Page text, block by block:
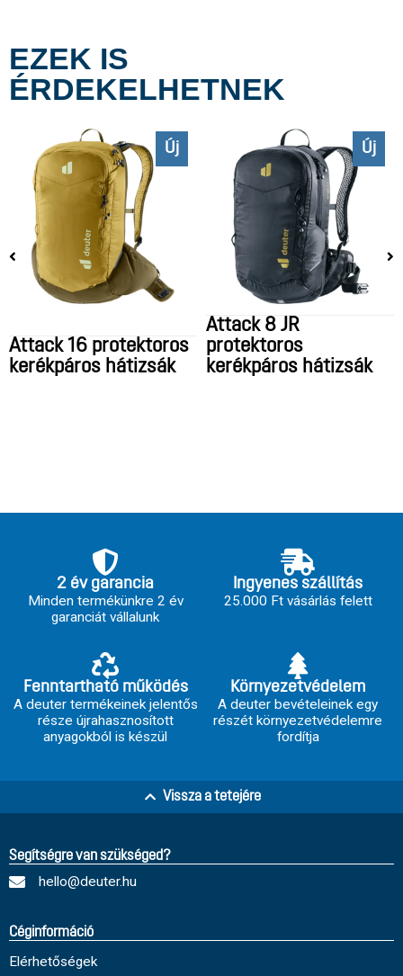
EZEK IS
ÉRDEKELHETNEK
Új
Attack 16 protektoros
kerékpáros hátizsák
Új
Attack 8 JR
protektoros
kerékpáros hátizsák
2 év garancia
Minden termékünkre 2 év
garanciát vállalunk
Ingyenes szállítás
25.000 Ft vásárlás felett
Fenntartható működés
A deuter termékeinek jelentős
része újrahasznosított
anyagokból is készül
Környezetvédelem
A deuter bevételeinek egy
részét környezetvédelemre
fordítja
Vissza a tetejére
Segítségre van szükséged?
hello@deuter.hu
Céginformáció
Elérhetőségek